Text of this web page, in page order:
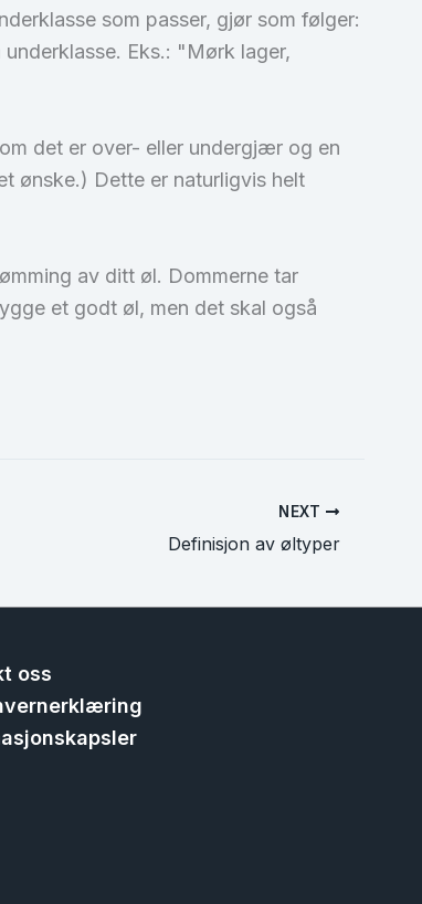
som passer, gjør som følger:
Eks.: "Mørk lager,
det er over- eller undergjær og en
ønske.) Dette er naturligvis helt
av ditt øl. Dommerne tar
et godt øl, men det skal også
NEXT
Definisjon av øltyper
oss